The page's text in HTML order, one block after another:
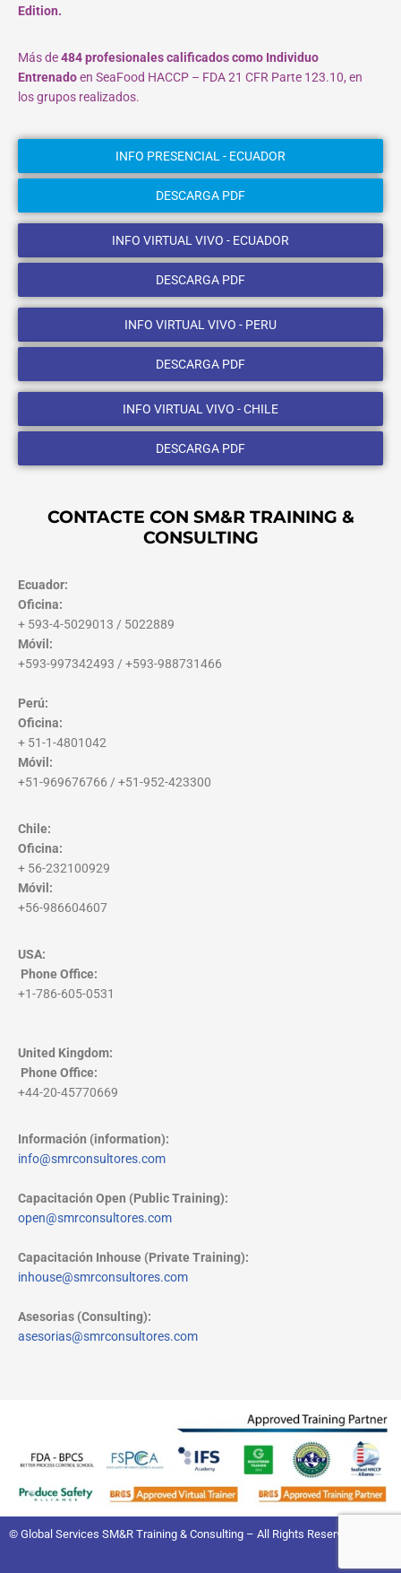
Edition.
Más de484 profesionales calificados como Individuo
Entrenadoen SeaFood HACCP – FDA 21 CFR Parte 123.10, en
los grupos realizados.
INFO PRESENCIAL - ECUADOR
DESCARGA PDF
INFO VIRTUAL VIVO - ECUADOR
DESCARGA PDF
INFO VIRTUAL VIVO - PERU
DESCARGA PDF
INFO VIRTUAL VIVO - CHILE
DESCARGA PDF
CONTACTE CON SM&R TRAINING &
CONSULTING
Ecuador:
Oficina:
+ 593-4-5029013 / 5022889
Móvil:
+593-997342493 / +593-988731466
Perú:
Oficina:
+ 51-1-4801042
Móvil:
+51-969676766 / +51-952-423300
Chile:
Oficina:
+ 56-232100929
Móvil:
+56-986604607
USA:
Phone Office:
+1-786-605-0531
United Kingdom:
Phone Office:
+44-20-45770669
Información (information):
info@smrconsultores.com
Capacitación Open (Public Training):
open@smrconsultores.com
Capacitación Inhouse (Private Training):
inhouse@smrconsultores.com
Asesorias (Consulting):
asesorias@smrconsultores.com
© Global Services SM&R Training & Consulting – All Rights Reserved.